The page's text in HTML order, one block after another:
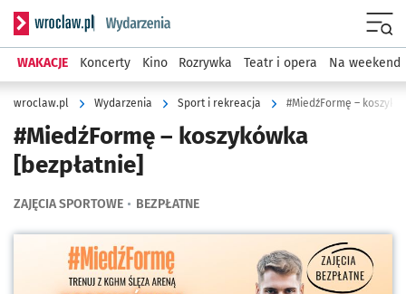
Serwis informacyjny wroclaw.pl podserwis: Wydarzenia
WAKACJE Koncerty Kino Rozrywka Teatr i opera Na weekend
wroclaw.pl Wydarzenia Sport i rekreacja #MiedźFormę –
#MiedźFormę – koszykówka
[bezpłatnie]
ZAJĘCIA SPORTOWE BEZPŁATNE
Kliknij, aby powiększyć